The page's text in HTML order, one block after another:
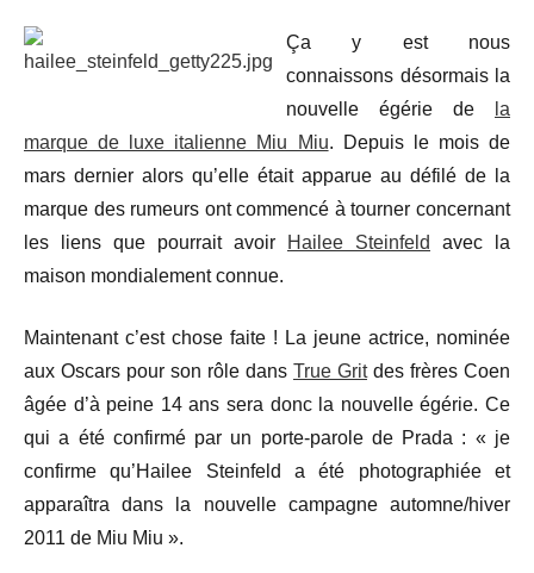
Ça y est nous
connaissons désormais la
nouvelle égérie de
la
marque de luxe italienne Miu Miu. Depuis le mois de
mars dernier alors qu’elle était apparue au défilé de la
marque des rumeurs ont commencé à tourner concernant
les liens que pourrait avoir
Hailee Steinfeld
avec la
maison mondialement connue.
Maintenant c’est chose faite ! La jeune actrice, nominée
aux Oscars pour son rôle dans True Gritdes frères Coen
âgée d’à peine 14 ans sera donc la nouvelle égérie. Ce
qui a été confirmé par un porte-parole de Prada : « je
confirme qu’Hailee Steinfeld a été photographiée et
apparaîtra dans la nouvelle campagne automne/hiver
2011 de Miu Miu ».